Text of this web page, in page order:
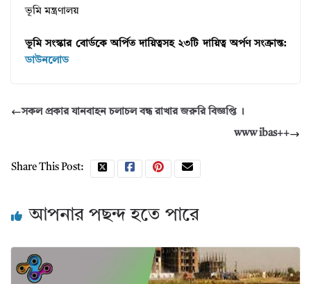
ভূমি মন্ত্রণালয়
ভূমি সংস্কার বোর্ডকে অর্পিত দায়িত্বসহ ২৩টি দায়িত্ব অর্পণ সংক্রান্ত:
ডাউনলোড
সকল প্রকার যানবাহন চলাচল বন্ধ রাখার জরুরি বিজ্ঞপ্তি ।
www ibas++
Share This Post:
আপনার পছন্দ হতে পারে